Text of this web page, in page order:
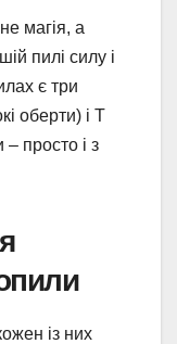
магія, а
пилі силу і
є три
оберти) і T
– просто і з
із них